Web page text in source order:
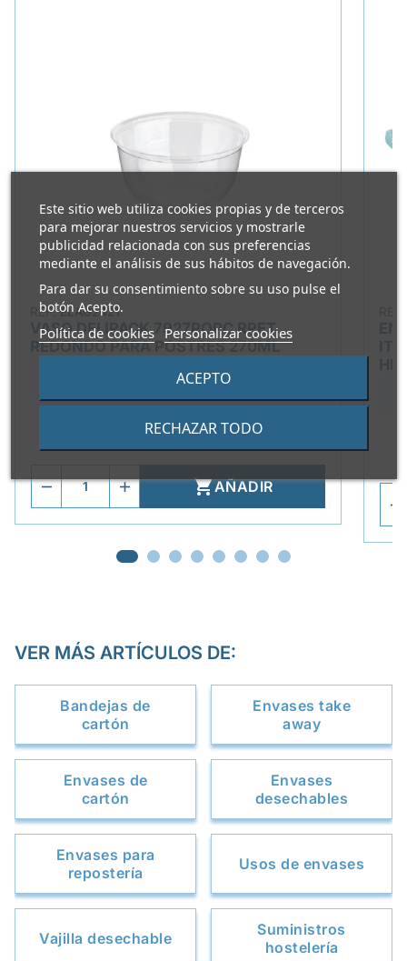
Este sitio web utiliza cookies propias y de terceros
para mejorar nuestros servicios y mostrarle
publicidad relacionada con sus preferencias
mediante el análisis de sus hábitos de navegación.
Para dar su consentimiento sobre su uso pulse el
botón Acepto.
Política de cookies Personalizar cookies
RECHAZAR TODO
ACEPTO
REF.ELAG2421
VASO DELIPACK 7927POPC RPET
REDONDO PARA POSTRES 270ML
73,05 €
AÑADIR
VER MÁS ARTÍCULOS DE:
Bandejas de
cartón
Envases take
away
Envases de
cartón
Envases
desechables
Envases para
repostería
Usos de envases
Vajilla desechable
Suministros
hostelería